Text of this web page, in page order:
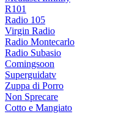
R101
Radio 105
Virgin Radio
Radio Montecarlo
Radio Subasio
Comingsoon
Superguidatv
Zuppa di Porro
Non Sprecare
Cotto e Mangiato